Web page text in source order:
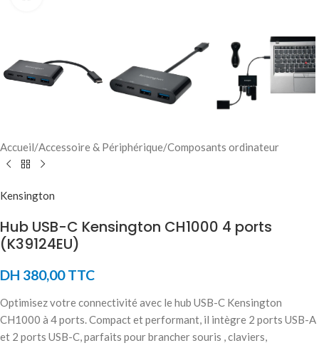
Accueil/Accessoire & Périphérique/Composants ordinateur
Kensington
Hub USB-C Kensington CH1000 4 ports
(K39124EU)
DH 380,00TTC
Optimisez votre connectivité avec le hub USB-C Kensington
CH1000 à 4 ports. Compact et performant, il intègre 2 ports USB-A
et 2 ports USB-C, parfaits pour brancher souris , claviers,